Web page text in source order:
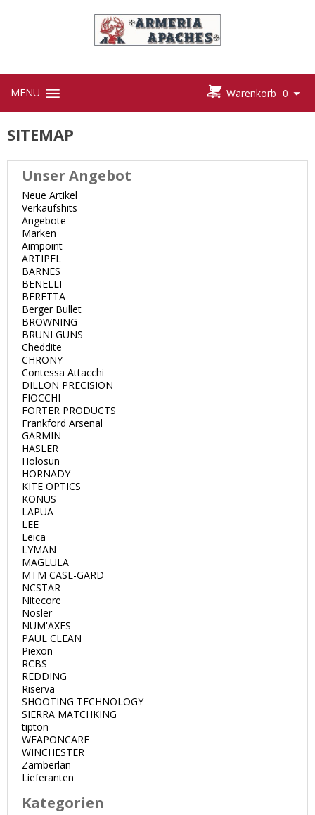
MENU   Warenkorb 0 

SITEMAP
Unser Angebot
Neue Artikel
Verkaufshits
Angebote
Marken
Aimpoint
ARTIPEL
BARNES
BENELLI
BERETTA
Berger Bullet
BROWNING
BRUNI GUNS
Cheddite
CHRONY
Contessa Attacchi
DILLON PRECISION
FIOCCHI
FORTER PRODUCTS
Frankford Arsenal
GARMIN
HASLER
Holosun
HORNADY
KITE OPTICS
KONUS
LAPUA
LEE
Leica
LYMAN
MAGLULA
MTM CASE-GARD
NCSTAR
Nitecore
Nosler
NUM'AXES
PAUL CLEAN
Piexon
RCBS
REDDING
Riserva
SHOOTING TECHNOLOGY
SIERRA MATCHKING
tipton
WEAPONCARE
WINCHESTER
Zamberlan
Lieferanten
Kategorien